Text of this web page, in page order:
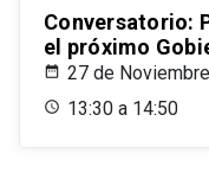
Conversatorio:
el próximo
27 de
13:30 a 14:50